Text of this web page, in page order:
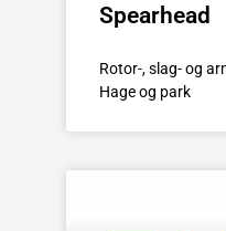
Spearhead
Rotor-, slag- og
Hage og park